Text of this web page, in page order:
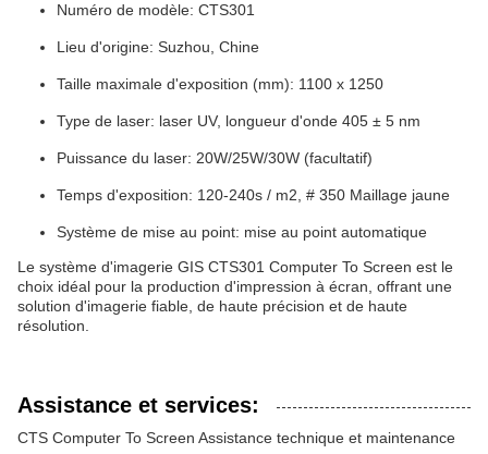
Numéro de modèle: CTS301
Lieu d'origine: Suzhou, Chine
Taille maximale d'exposition (mm): 1100 x 1250
Type de laser: laser UV, longueur d'onde 405 ± 5 nm
Puissance du laser: 20W/25W/30W (facultatif)
Temps d'exposition: 120-240s / m2, # 350 Maillage jaune
Système de mise au point: mise au point automatique
Le système d'imagerie GIS CTS301 Computer To Screen est le
choix idéal pour la production d'impression à écran, offrant une
solution d'imagerie fiable, de haute précision et de haute
résolution.
Assistance et services:
CTS Computer To Screen Assistance technique et maintenance